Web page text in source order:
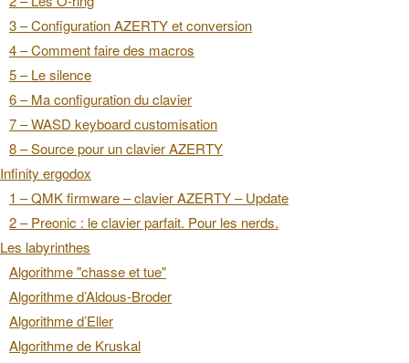
3 – Configuration AZERTY et conversion
4 – Comment faire des macros
5 – Le silence
6 – Ma configuration du clavier
7 – WASD keyboard customisation
8 – Source pour un clavier AZERTY
Infinity ergodox
1 – QMK firmware – clavier AZERTY – Update
2 – Preonic : le clavier parfait. Pour les nerds.
Les labyrinthes
Algorithme "chasse et tue"
Algorithme d’Aldous-Broder
Algorithme d’Eller
Algorithme de Kruskal